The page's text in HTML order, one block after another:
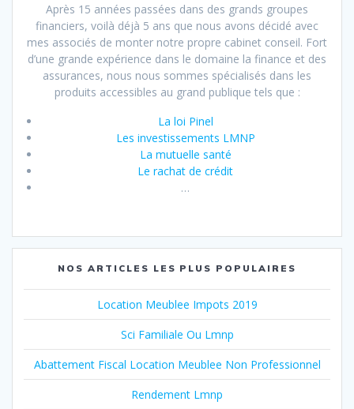
Après 15 années passées dans des grands groupes
financiers, voilà déjà 5 ans que nous avons décidé avec
mes associés de monter notre propre cabinet conseil. Fort
d’une grande expérience dans le domaine la finance et des
assurances, nous nous sommes spécialisés dans les
produits accessibles au grand publique tels que :
La loi Pinel
Les investissements LMNP
La mutuelle santé
Le rachat de crédit
…
NOS ARTICLES LES PLUS POPULAIRES
Location Meublee Impots 2019
Sci Familiale Ou Lmnp
Abattement Fiscal Location Meublee Non Professionnel
Rendement Lmnp